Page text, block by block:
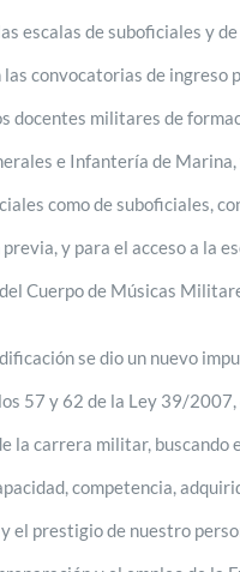
escalas de suboficiales y
convocatorias de ingreso
docentes militares de
e Infantería de
como de suboficiales,
y para el acceso a la
Cuerpo de Músicas
se dio un nuevo
57 y 62 de la Ley 39/2007,
la carrera militar, buscando
competencia,
el prestigio de nuestro